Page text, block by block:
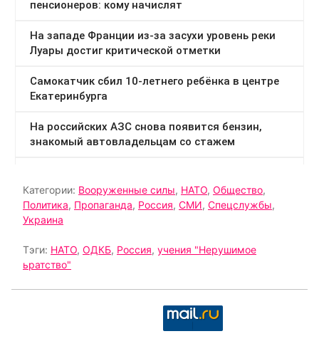
Категории: Вооруженные силы, НАТО, Общество,
Политика, Пропаганда, Россия, СМИ, Спецслужбы,
Украина
Тэги: НАТО, ОДКБ, Россия, учения "Нерушимое
ьратство"